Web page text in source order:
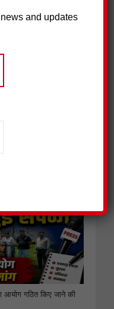
आयोग गठित किए जाने की
and updates